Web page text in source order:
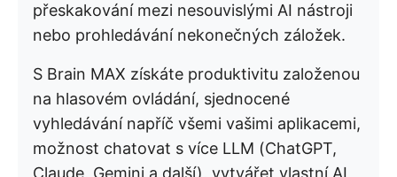
přeskakování mezi nesouvislými AI nástroji
nebo prohledávání nekonečných záložek.
S Brain MAX získáte produktivitu založenou
na hlasovém ovládání, sjednocené
vyhledávání napříč všemi vašimi aplikacemi,
možnost chatovat s více LLM (ChatGPT,
Claude, Gemini a další), vytvářet vlastní AI